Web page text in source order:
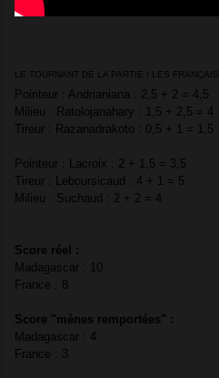
LE TOURNANT DE LA PARTIE ! LES FRANÇAIS
Pointeur : Andrianiana : 2,5 + 2 = 4,5
Milieu : Ratolojanahary : 1,5 + 2,5 = 4
Tireur : Razanadrakoto : 0,5 + 1 = 1,5
Pointeur : Lacroix : 2 + 1,5 = 3,5
Tireur : Leboursicaud : 4 + 1 = 5
Milieu : Suchaud : 2 + 2 = 4
Score réel :
Madagascar : 10
France : 8
Score "mènes remportées" :
Madagascar : 4
France : 3